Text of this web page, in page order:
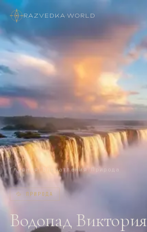
RAZVEDKA·WORLD
Главная/ Впечатления/ Природа
💦 ПРИРОДА
Водопад Виктория